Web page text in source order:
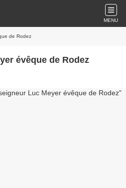
MENU
de Rodez
évêque de Rodez